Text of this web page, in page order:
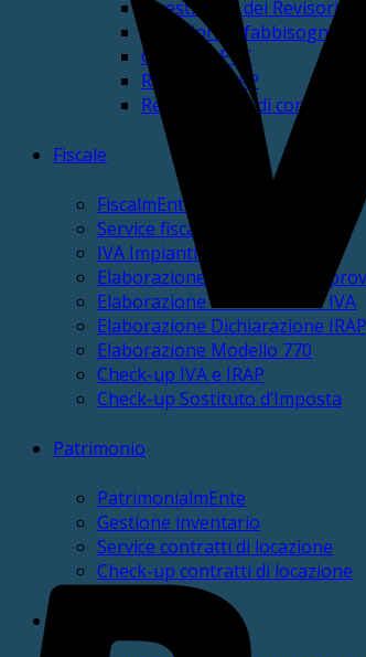
Questionari dei Revisori
Questionari fabbisogni
Gestione PCC
Revisione GAP
Regolamento di contabilità
Fiscale
FiscalmEnte
Service fiscale
IVA Impianti sportivi
Elaborazione CU autonomi,
Elaborazione Dichiarazione IVA
Elaborazione Dichiarazione IRAP
Elaborazione Modello 770
Check-up IVA e IRAP
Check-up Sostituto d’Imposta
Patrimonio
PatrimonialmEnte
Gestione inventario
Service contratti di locazione
Check-up contratti di locazione